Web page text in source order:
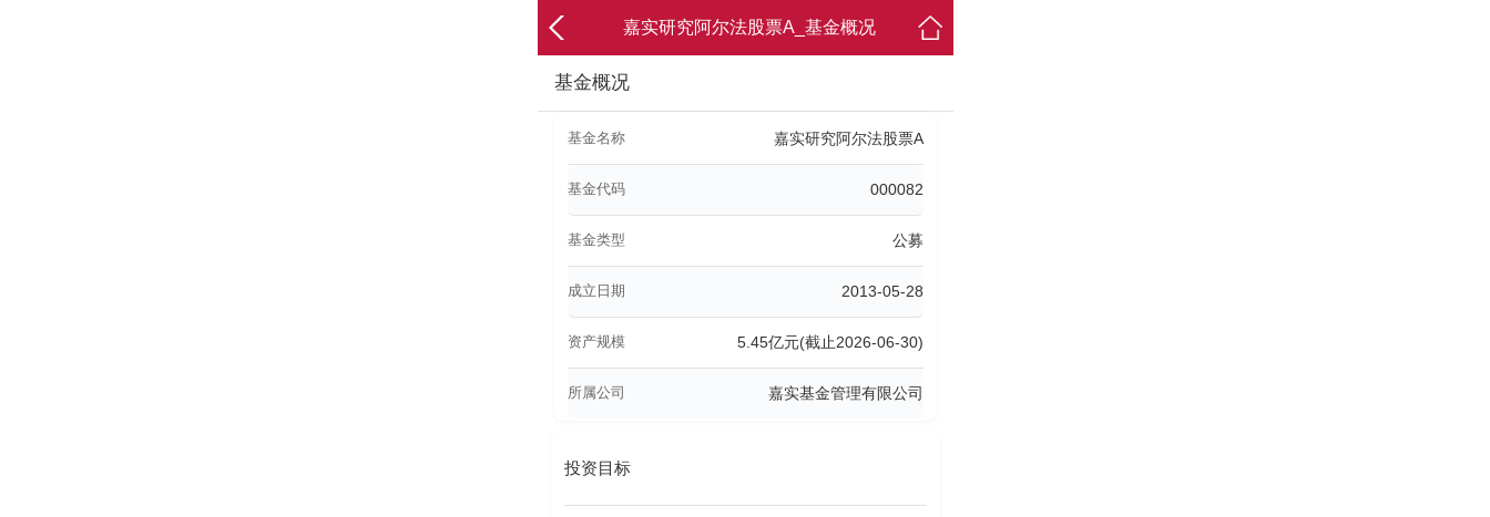
嘉实研究阿尔法股票A_基金概况
基金概况
基金名称 嘉实研究阿尔法股票A
基金代码 000082
基金类型 公募
成立日期 2013-05-28
资产规模 5.45亿元(截止2026-06-30)
所属公司 嘉实基金管理有限公司
投资目标